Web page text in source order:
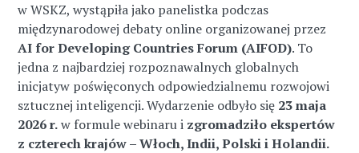
w WSKZ, wystąpiła jako panelistka podczas
międzynarodowej debaty online organizowanej przez
AI for Developing Countries Forum (AIFOD). To
jedna z najbardziej rozpoznawalnych globalnych
inicjatyw poświęconych odpowiedzialnemu rozwojowi
sztucznej inteligencji. Wydarzenie odbyło się 23 maja
2026 r.w formule webinaru i zgromadziło ekspertów
z czterech krajów – Włoch, Indii, Polski i Holandii.